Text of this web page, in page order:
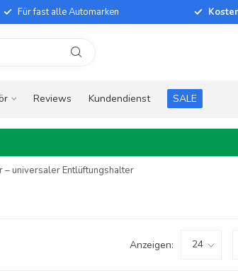
Für fast alle Automarken
Reviews Kundendienst SALE
– universaler Entlüftungshalter
Anzeigen: